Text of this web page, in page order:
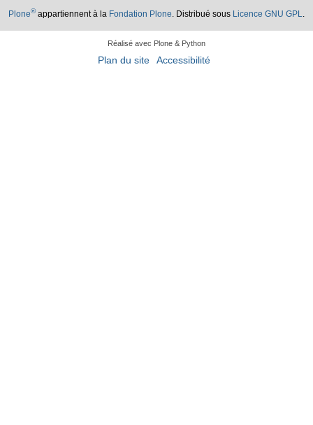
Plone®appartiennent à la Fondation Plone. Distribué sous Licence GNU GPL.
Réalisé avec Plone & Python
Plan du site Accessibilité